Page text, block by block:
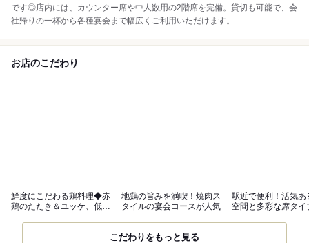
です◎店内には、カウンター席や中人数用の2階席を完備。貸切も可能で、会
社帰りの一杯から各種宴会まで幅広くご利用いただけます。
お店のこだわり
鮮度にこだわる鶏料理◆赤
鶏のたたき＆ユッケ、低温
地鶏の旨みを満喫！焼肉ス
タイルの宴会コースが人気
駅近で便利！活気あ
空間と多彩な席タイ
こだわりをもっと見る